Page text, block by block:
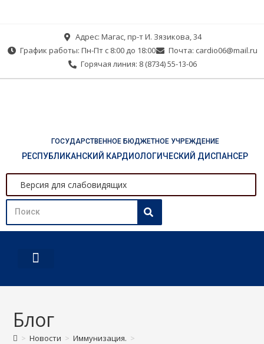
Адрес: Магас, пр-т И. Зязикова, 34
График работы: Пн-Пт с 8:00 до 18:00
Почта: cardio06@mail.ru
Горячая линия: 8 (8734) 55-13-06
ГОСУДАРСТВЕННОЕ БЮДЖЕТНОЕ УЧРЕЖДЕНИЕ
РЕСПУБЛИКАНСКИЙ КАРДИОЛОГИЧЕСКИЙ ДИСПАНСЕР
Версия для слабовидящих
Блог
> Новости > Иммунизация. >